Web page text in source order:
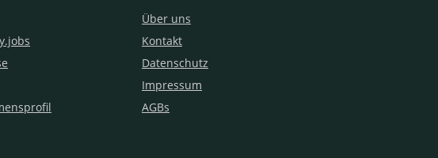
Über uns
Kontakt
Datenschutz
Impressum
AGBs